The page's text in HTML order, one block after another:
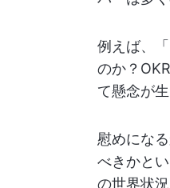
例えば、
のか？
て懸念が
慰めにな
べきかと
の世界状